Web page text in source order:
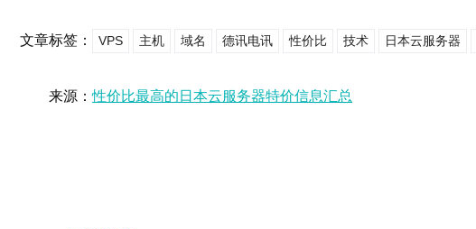
文章标签： VPS 主机 域名 德讯电讯 性价比 技术 日本云服务器
来源：性价比最高的日本云服务器特价信息汇总